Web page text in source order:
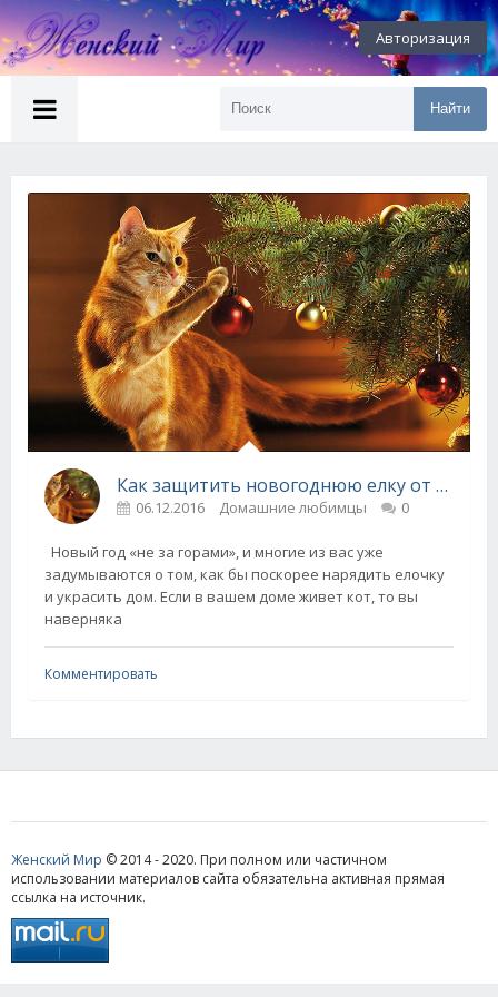
Авторизация
Найти
Как защитить новогоднюю елку от кота!
06.12.2016 Домашние любимцы 0
Новый год «не за горами», и многие из вас уже
задумываются о том, как бы поскорее нарядить елочку
и украсить дом. Если в вашем доме живет кот, то вы
наверняка
Комментировать
Женский Мир © 2014 - 2020. При полном или частичном
использовании материалов сайта обязательна активная прямая
ссылка на источник.